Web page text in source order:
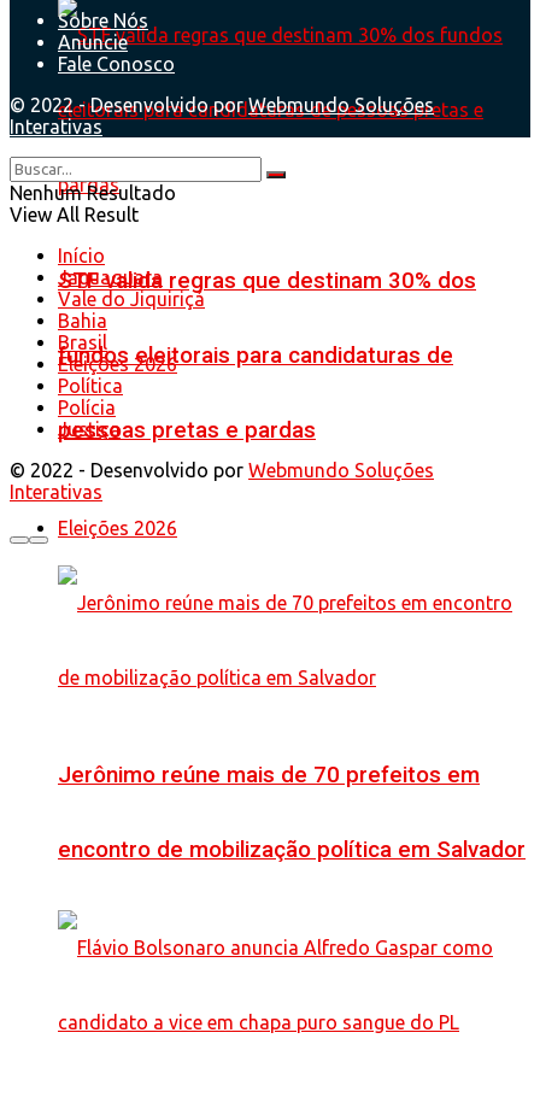
STF valida regras que destinam 30% dos
fundos eleitorais para candidaturas de
pessoas pretas e pardas
Eleições 2026
Jerônimo reúne mais de 70 prefeitos em
encontro de mobilização política em Salvador
Sobre Nós
Anuncie
Fale Conosco
© 2022 - Desenvolvido porWebmundo Soluções
Interativas
Nenhum Resultado
View All Result
Início
Jaguaquara
Vale do Jiquiriçá
Bahia
Brasil
Eleições 2026
Política
Polícia
Justiça
© 2022 - Desenvolvido por Webmundo Soluções
Interativas